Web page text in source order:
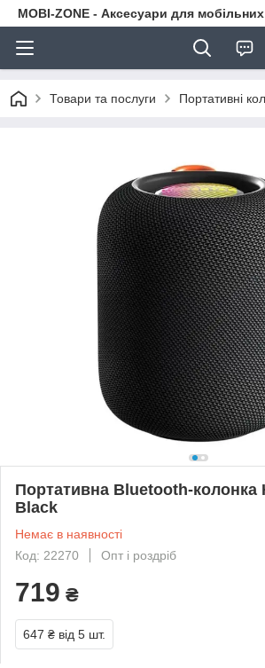
MOBI-ZONE - Аксесуари для мобільних
Товари та послуги Портативні
Портативна Bluetooth-колонка
Black
Немає в наявності
Код: 22270
Опт і роздріб
719 ₴
647 ₴ від 5 шт.